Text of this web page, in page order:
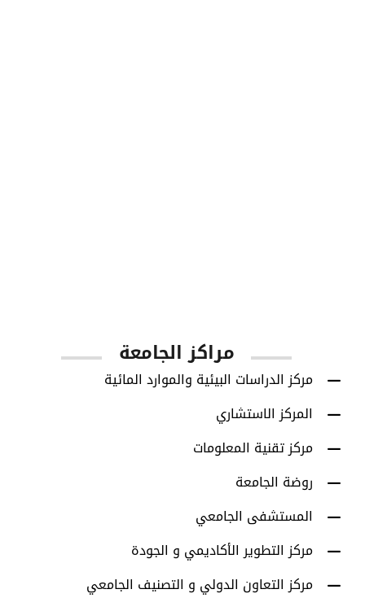
مراكز الجامعة
مركز الدراسات البيئية والموارد المائية
المركز الاستشاري
مركز تقنية المعلومات
روضة الجامعة
المستشفى الجامعي
مركز التطوير الأكاديمي و الجودة
مركز التعاون الدولي و التصنيف الجامعي